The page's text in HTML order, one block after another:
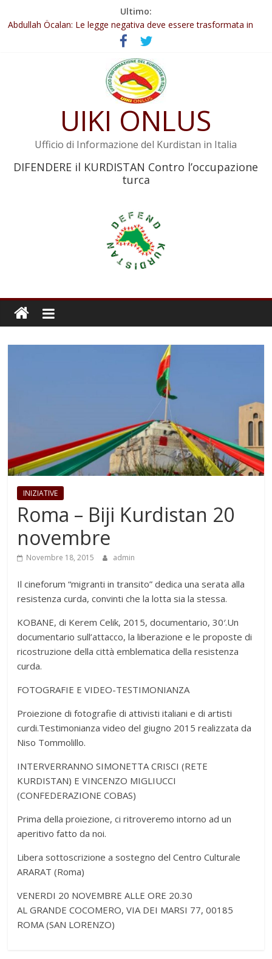
Ultimo:
Il KNK chiede un’azione internazionale contro i crimini di guerra
dell’Iran
Abdullah Öcalan: Le legge negativa deve essere trasformata in
Inizia la seconda fase del processo
Commissione donne del KNK: Şengal è di nuovo sotto minaccia
Non tenere conto della situazione di Rêber Apo ostacolerebbe
l’attuazione della leggeUIKI ONLUS
Ufficio di Informazione del Kurdistan in Italia
DIFENDERE il KURDISTAN Contro l’occupazione
turca
INIZIATIVE
Roma – Biji Kurdistan 20
novembre
Novembre 18, 2015 admin
Il cineforum “migranti in transito” dedica una serata alla
resistenza curda, convinti che la lotta sia la stessa.
KOBANE, di Kerem Celik, 2015, documentario, 30′.Un
documentario sull’attacco, la liberazione e le proposte di
ricostruzione della città emblematica della resistenza
curda.
FOTOGRAFIE E VIDEO-TESTIMONIANZA
Proiezione di fotografie di attivisti italiani e di artisti
curdi.Testimonianza video del giugno 2015 realizzata da
Niso Tommolillo.
INTERVERRANNO SIMONETTA CRISCI (RETE
KURDISTAN) E VINCENZO MIGLIUCCI
(CONFEDERAZIONE COBAS)
Prima della proiezione, ci ritroveremo intorno ad un
aperitivo fatto da noi.
Libera sottoscrizione a sostegno del Centro Culturale
ARARAT (Roma)
VENERDI 20 NOVEMBRE ALLE ORE 20.30
AL GRANDE COCOMERO, VIA DEI MARSI 77, 00185
ROMA (SAN LORENZO)